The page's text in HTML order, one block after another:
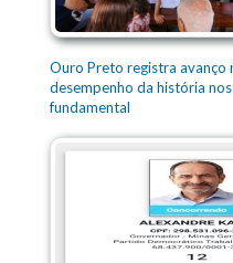
Ouro Preto registra avanço
desempenho da história
fundamental